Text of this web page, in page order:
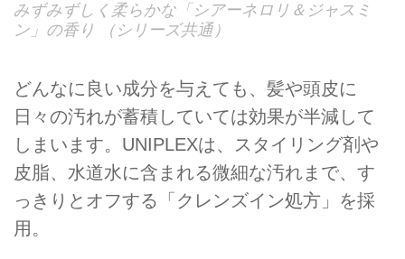
みずみずしく柔らかな「シアーネロリ＆ジャスミ
ン」の香り （シリーズ共通）
どんなに良い成分を与えても、髪や頭皮に
日々の汚れが蓄積していては効果が半減して
しまいます。UNIPLEXは、スタイリング剤や
皮脂、水道水に含まれる微細な汚れまで、す
っきりとオフする「クレンズイン処方」を採
用。